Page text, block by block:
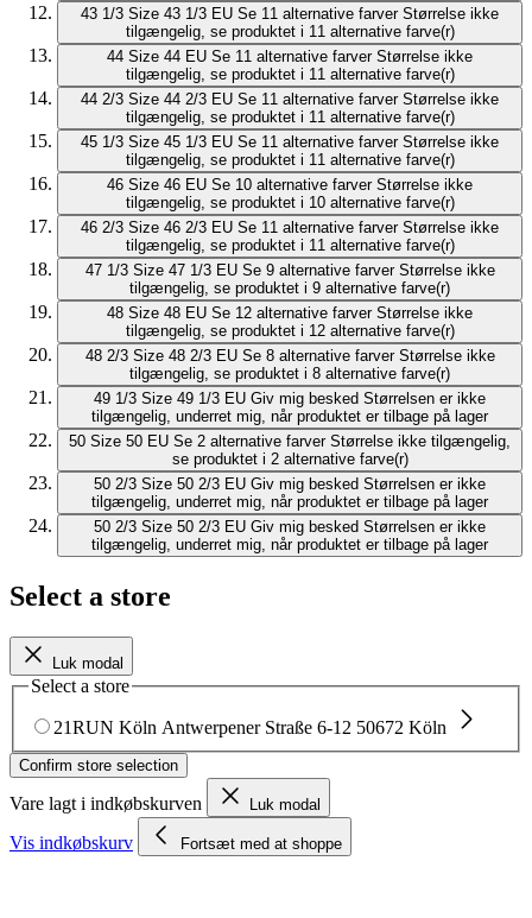
43 1/3 Size 43 1/3 EU Se 11 alternative farver Størrelse ikke
tilgængelig, se produktet i 11 alternative farve(r)
44 Size 44 EU Se 11 alternative farver Størrelse ikke
tilgængelig, se produktet i 11 alternative farve(r)
44 2/3 Size 44 2/3 EU Se 11 alternative farver Størrelse ikke
tilgængelig, se produktet i 11 alternative farve(r)
45 1/3 Size 45 1/3 EU Se 11 alternative farver Størrelse ikke
tilgængelig, se produktet i 11 alternative farve(r)
46 Size 46 EU Se 10 alternative farver Størrelse ikke
tilgængelig, se produktet i 10 alternative farve(r)
46 2/3 Size 46 2/3 EU Se 11 alternative farver Størrelse ikke
tilgængelig, se produktet i 11 alternative farve(r)
47 1/3 Size 47 1/3 EU Se 9 alternative farver Størrelse ikke
tilgængelig, se produktet i 9 alternative farve(r)
48 Size 48 EU Se 12 alternative farver Størrelse ikke
tilgængelig, se produktet i 12 alternative farve(r)
48 2/3 Size 48 2/3 EU Se 8 alternative farver Størrelse ikke
tilgængelig, se produktet i 8 alternative farve(r)
49 1/3 Size 49 1/3 EU Giv mig besked Størrelsen er ikke
tilgængelig, underret mig, når produktet er tilbage på lager
50 Size 50 EU Se 2 alternative farver Størrelse ikke tilgængelig,
se produktet i 2 alternative farve(r)
50 2/3 Size 50 2/3 EU Giv mig besked Størrelsen er ikke
tilgængelig, underret mig, når produktet er tilbage på lager
50 2/3 Size 50 2/3 EU Giv mig besked Størrelsen er ikke
tilgængelig, underret mig, når produktet er tilbage på lager
Select a store
Luk modal
Select a store
21RUN Köln Antwerpener Straße 6-12 50672 Köln
Confirm store selection
Vare lagt i indkøbskurven Luk modal
Vis indkøbskurv Fortsæt med at shoppe